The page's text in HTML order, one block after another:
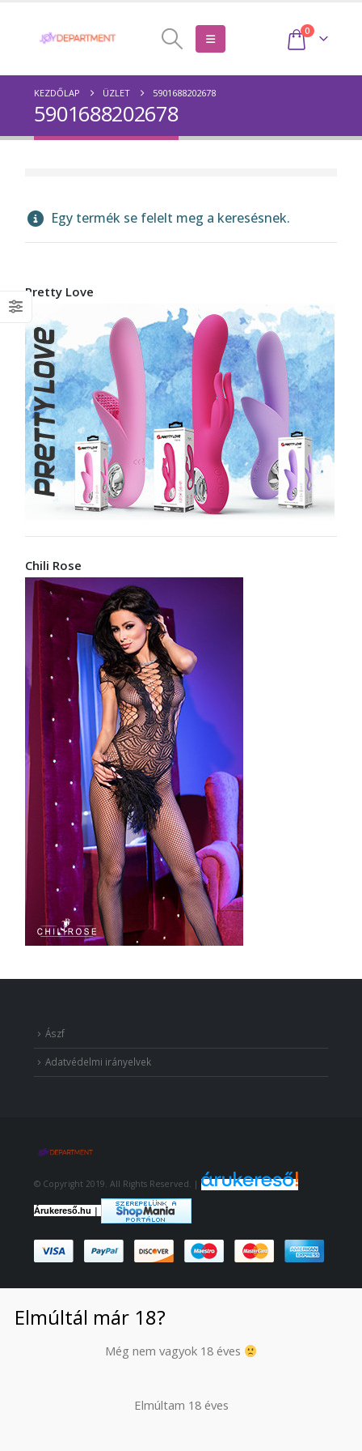
0
KEZDŐLAP ÜZLET 5901688202678
5901688202678
Egy termék se felelt meg a keresésnek.
Pretty Love
Chili Rose
Ászf
Adatvédelmi irányelvek
© Copyright 2019. All Rights Reserved. |
Árukereső.hu |
Elmúltál már 18?
Még nem vagyok 18 éves
Elmúltam 18 éves